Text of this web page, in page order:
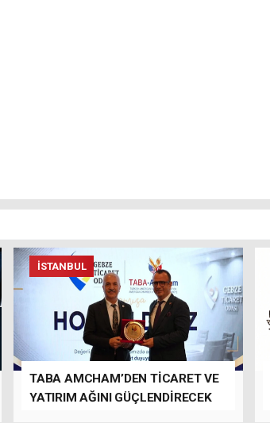
İSTANBUL
TABA AMCHAM’DEN TİCARET VE
YATIRIM AĞINI GÜÇLENDİRECEK